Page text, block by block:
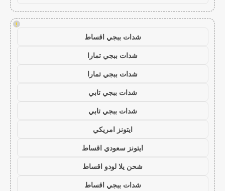
!
شدات ببجي اقساط
شدات ببجي تمارا
شدات ببجي تمارا
شدات ببجي تابي
شدات ببجي تابي
ايتونز امريكي
ايتونز سعودي اقساط
شحن يلا لودو اقساط
شدات ببجي اقساط